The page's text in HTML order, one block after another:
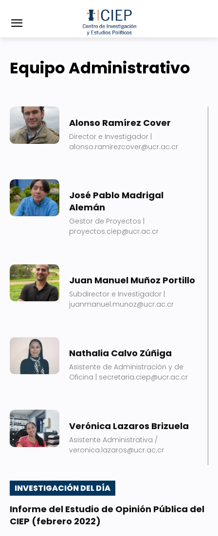
Equipo Administrativo
Alonso Ramírez Cover
Director e Investigador |
alonso.ramirezcover@ucr.ac.cr
José Pablo Madrigal
Alemán
Gestor de Proyectos |
proyectos.ciep@ucr.ac.cr
Juan Manuel Muñoz Portillo
Subdirector e Investigador |
juanmanuel.munoz@ucr.ac.cr
Nathalia Calvo Zúñiga
Asistente de Administración y de
Oficina | secretaria.ciep@ucr.ac.cr
Verónica Lazaros Brizuela
Asistente Administrativa /
veronica.lazaros@ucr.ac.cr
INVESTIGACIÓN DEL DÍA
Informe del Estudio de Opinión Pública del
CIEP (febrero 2022)